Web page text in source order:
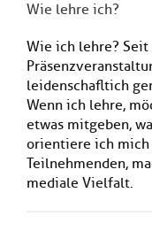
Wie lehre ich?
Wie ich lehre? Seit
leidenschafltich
Wenn ich lehre,
etwas mitgeben,
orientiere ich mich
Teilnehmenden,
mediale Vielfalt.